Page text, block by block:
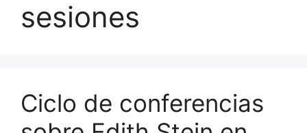
sesiones
Ciclo de conferencias